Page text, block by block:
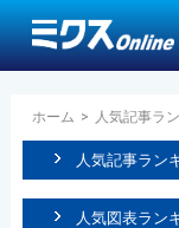
ホーム > 人気記事ラ
人気記事ラン
人気図表ラン